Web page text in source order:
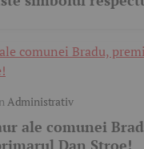
Administrativ
ale comunei
Dan Stroe!